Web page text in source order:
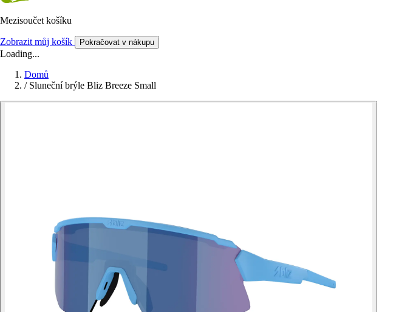
Mezisoučet košíku
Zobrazit můj košík Pokračovat v nákupu
Loading...
Domů
/ Sluneční brýle Bliz Breeze Small